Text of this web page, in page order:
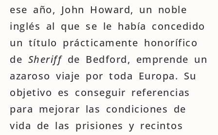
ese año, John Howard, un noble
inglés al que se le había concedido
un título prácticamente honorífico
de Sheriff de Bedford, emprende un
azaroso viaje por toda Europa. Su
objetivo es conseguir referencias
para mejorar las condiciones de
vida de las prisiones y recintos